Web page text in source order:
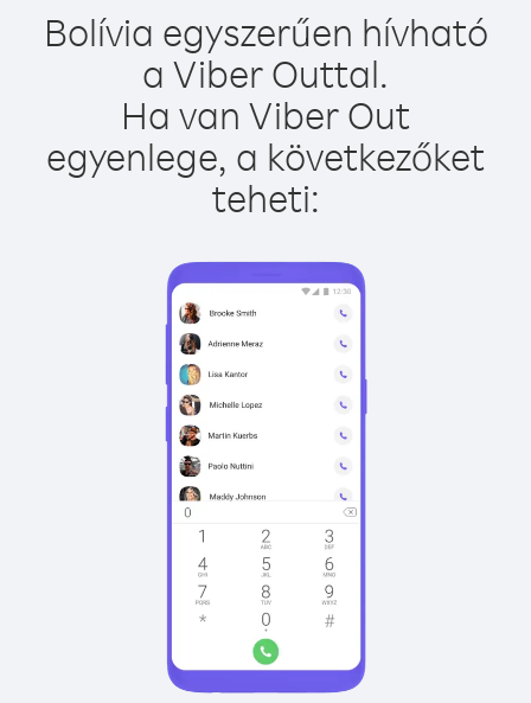
Bolívia egyszerűen hívható
a Viber Outtal.
Ha van Viber Out
egyenlege, a következőket
teheti: